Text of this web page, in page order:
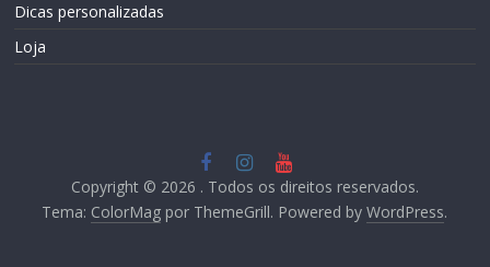
Dicas personalizadas
Loja
Copyright © 2026 . Todos os direitos reservados.
Tema: ColorMag por ThemeGrill. Powered byWordPress.